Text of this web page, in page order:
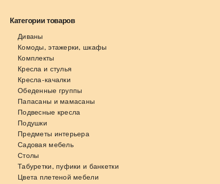
Категории товаров
Диваны
Комоды, этажерки, шкафы
Комплекты
Кресла и стулья
Кресла-качалки
Обеденные группы
Папасаны и мамасаны
Подвесные кресла
Подушки
Предметы интерьера
Садовая мебель
Столы
Табуретки, пуфики и банкетки
Цвета плетеной мебели